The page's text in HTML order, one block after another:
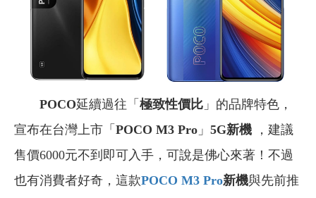
POCO延續過往「 極致性價比 」的品牌特色，
宣布在台灣上市「 POCO M3 Pro 」 5G新機
，建議
售價6000元不到即可入手，可說是佛心來著！不過
也有消費者好奇，這款POCO M3 Pro新機與先前推